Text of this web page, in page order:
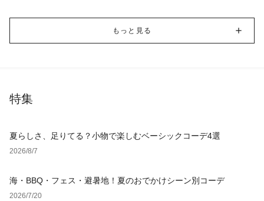
もっと見る
特集
夏らしさ、足りてる？小物で楽しむベーシックコーデ4選
2026/8/7
海・BBQ・フェス・避暑地！夏のおでかけシーン別コーデ
2026/7/20